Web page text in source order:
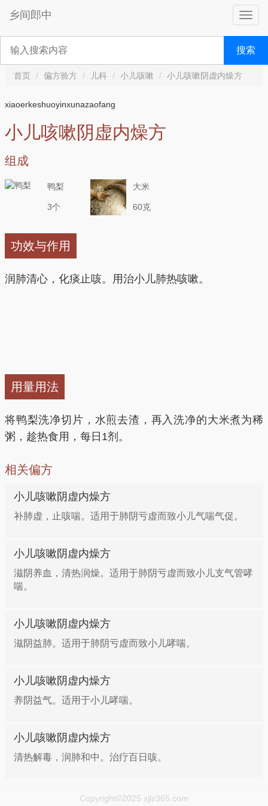
乡间郎中
搜索
首页 偏方验方 儿科 小儿咳嗽 小儿咳嗽阴虚内燥方
xiaoerkeshuoyinxunazaofang
小儿咳嗽阴虚内燥方
组成
鸭梨
3个
大米
60克
功效与作用
润肺清心，化痰止咳。用治小儿肺热咳嗽。
用量用法
将鸭梨洗净切片，水煎去渣，再入洗净的大米煮为稀
粥，趁热食用，每日1剂。
相关偏方
小儿咳嗽阴虚内燥方
补肺虚，止咳喘。适用于肺阴亏虚而致小儿气喘气促。
小儿咳嗽阴虚内燥方
滋阴养血，清热润燥。适用于肺阴亏虚而致小儿支气管哮
喘。
小儿咳嗽阴虚内燥方
滋阴益肺。适用于肺阴亏虚而致小儿哮喘。
小儿咳嗽阴虚内燥方
养阴益气。适用于小儿哮喘。
小儿咳嗽阴虚内燥方
清热解毒，润肺和中。治疗百日咳。
Copyright©2025 xjlz365.com